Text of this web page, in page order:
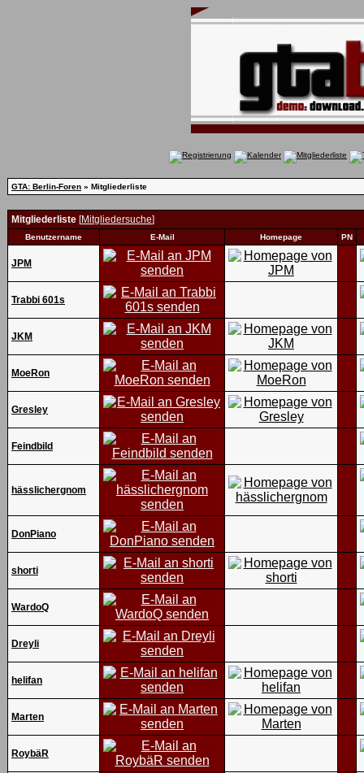
GTA: Berlin-Foren » Mitgliederliste
Mitgliederliste [Mitgliedersuche]
Benutzername E-Mail Homepage PN
JPM
Trabbi 601s
JKM
MoeRon
Gresley
Feindbild
hässlichergnom
DonPiano
shorti
WardoQ
Dreyli
helifan
Marten
RoybäR